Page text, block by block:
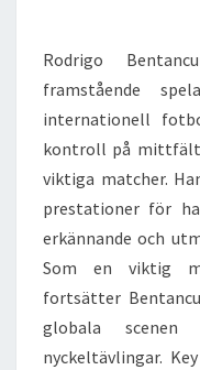
Rodrigo
framstående
internationell
kontroll på
viktiga matcher.
prestationer för
erkännande och
Som en viktig
fortsätter
globala scenen
nyckeltävlingar.